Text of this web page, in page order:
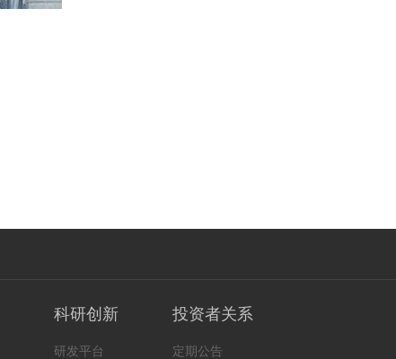
科研创新
研发平台
投资者关系
定期公告